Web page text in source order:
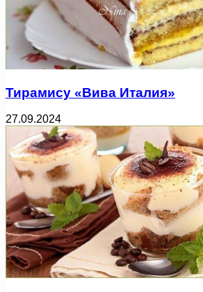
Тирамису «Вива Италия»
27.09.2024